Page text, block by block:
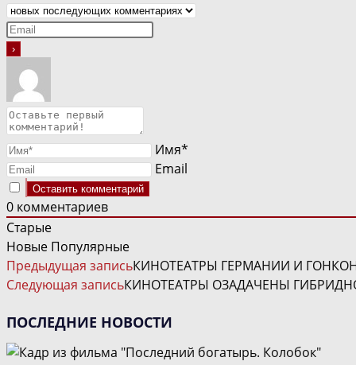
Имя*
Email
0 комментариев
Старые
Новые Популярные
ЧИТАТЬ
ДАЛЕЕ
СТАТЬИ
Предыдущая записьКИНОТЕАТРЫ ГЕРМАНИИ И
Следующая записьКИНОТЕАТРЫ ОЗАДАЧЕНЫ
ПОСЛЕДНИЕ НОВОСТИ